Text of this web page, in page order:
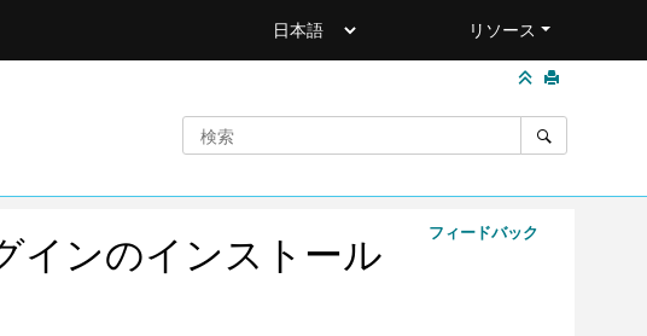
リソース
フィードバック
インのインストール